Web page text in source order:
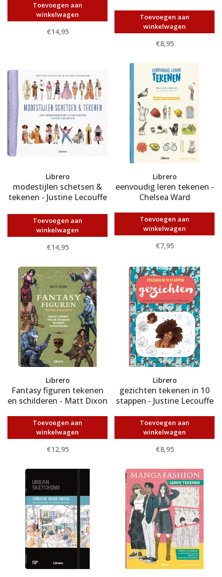
Toevoegen aan
winkelwagen
€14,95
Toevoegen aan
winkelwagen
€8,95
Librero
modestijlen schetsen &
tekenen - Justine Lecouffe
Toevoegen aan
winkelwagen
€14,95
Librero
eenvoudig leren tekenen -
Chelsea Ward
Toevoegen aan
winkelwagen
€7,95
Librero
Fantasy figuren tekenen
en schilderen - Matt Dixon
Toevoegen aan
winkelwagen
€12,95
Librero
gezichten tekenen in 10
stappen - Justine Lecouffe
Toevoegen aan
winkelwagen
€8,95